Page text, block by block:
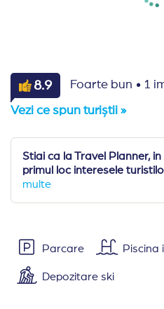
8.9 Foarte bun · 1
Vezi ce spun turiștii »
Stiai ca la Travel Planner,
primul loc interesele
multe
Parcare Piscina
Depozitare ski